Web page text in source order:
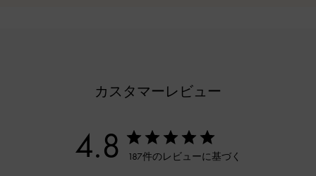
カスタマーレビュー
4.8 187件のレビューに基づく